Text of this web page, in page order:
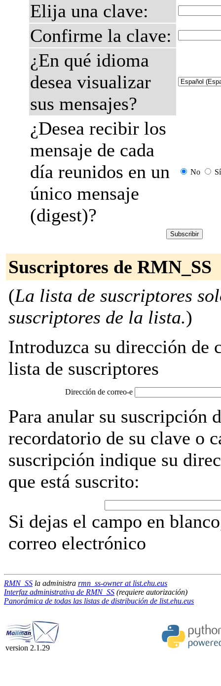
Elija una clave:
Confirme la clave:
¿En qué idioma
desea visualizar
sus mensajes?
¿Desea recibir los
mensaje de cada
día reunidos en un
único mensaje
(digest)?
No Sí
Suscriptores de RMN_SS
(La lista de suscriptores
suscriptores de la lista.)
Introduzca su dirección de
lista de suscriptores
Dirección de correo-e
Para anular su suscripción
recordatorio de su clave o
suscripción indique su
que está suscrito:
Si dejas el campo en
correo electrónico
RMN_SS la administra rmn_ss-owner at list.ehu.eus
Interfaz administrativa de RMN_SS (requiere autorización)
Panorámica de todas las listas de distribución de list.ehu.eus
version 2.1.29